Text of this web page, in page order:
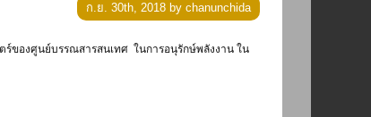
ก.ย. 30th, 2018 by chanunchida